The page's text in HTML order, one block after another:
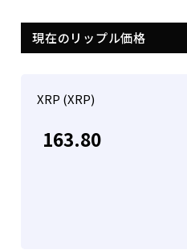
現在のリップル価格
XRP (XRP)
163.80